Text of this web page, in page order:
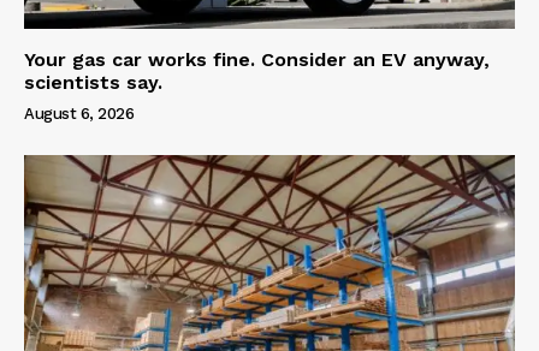
Your gas car works fine. Consider an EV anyway,
scientists say.
August 6, 2026